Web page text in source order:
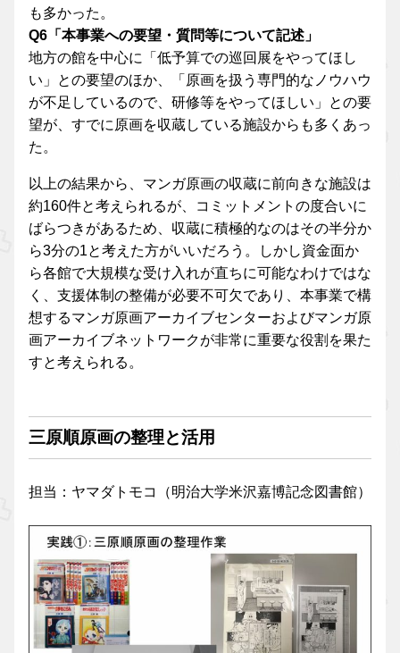
も多かった。
Q6「本事業への要望・質問等について記述」
地方の館を中心に「低予算での巡回展をやってほし
い」との要望のほか、「原画を扱う専門的なノウハウ
が不足しているので、研修等をやってほしい」との要
望が、すでに原画を収蔵している施設からも多くあっ
た。
以上の結果から、マンガ原画の収蔵に前向きな施設は
約160件と考えられるが、コミットメントの度合いに
ばらつきがあるため、収蔵に積極的なのはその半分か
ら3分の1と考えた方がいいだろう。しかし資金面か
ら各館で大規模な受け入れが直ちに可能なわけではな
く、支援体制の整備が必要不可欠であり、本事業で構
想するマンガ原画アーカイブセンターおよびマンガ原
画アーカイブネットワークが非常に重要な役割を果た
すと考えられる。
三原順原画の整理と活用
担当：ヤマダトモコ（明治大学米沢嘉博記念図書館）